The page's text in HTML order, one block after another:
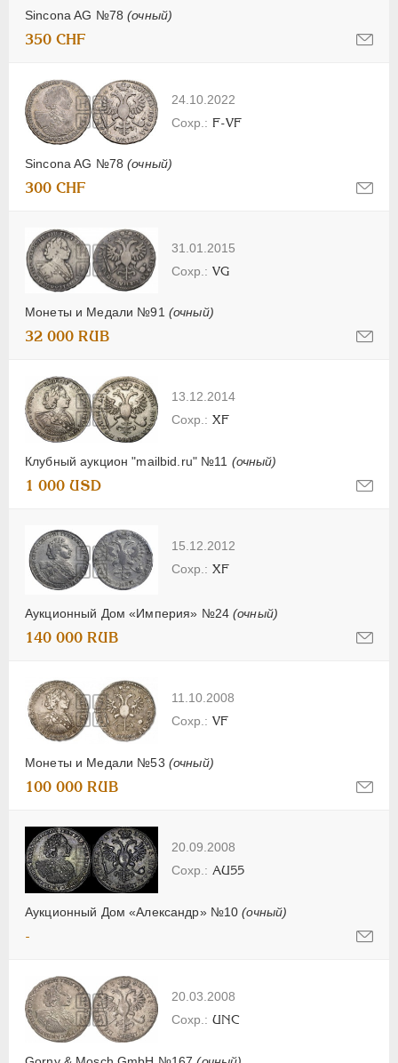
Sincona AG №78(очный)
350 CHF
24.10.2022
Sincona AG №78(очный)
F-VF
300 CHF
31.01.2015
Монеты и Медали №91 (очный)
VG
32 000 RUB
13.12.2014
Клубный аукцион "mailbid.ru" №11 (очный)
XF
1 000 USD
15.12.2012
Аукционный Дом «Империя» №24(очный)
XF
140 000 RUB
11.10.2008
Монеты и Медали №53 (очный)
VF
100 000 RUB
20.09.2008
Аукционный Дом «Александр» №10(очный)
AU55
-
20.03.2008
UNC